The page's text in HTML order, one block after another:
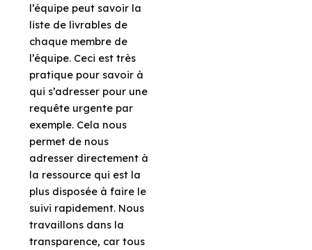
l’équipe peut savoir la
liste de livrables de
chaque membre de
l’équipe. Ceci est très
pratique pour savoir à
qui s’adresser pour une
requête urgente par
exemple. Cela nous
permet de nous
adresser directement à
la ressource qui est la
plus disposée à faire le
suivi rapidement. Nous
travaillons dans la
transparence, car tous